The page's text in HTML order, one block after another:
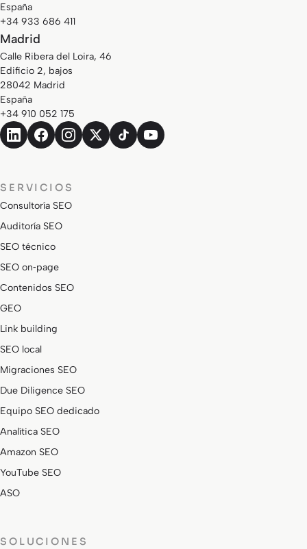
España
+34 933 686 411
Madrid
Calle Ribera del Loira, 46
Edificio 2, bajos
28042 Madrid
España
+34 910 052 175
SERVICIOS
Consultoría SEO
Auditoría SEO
SEO técnico
SEO on‑page
Contenidos SEO
GEO
Link building
SEO local
Migraciones SEO
Due Diligence SEO
Equipo SEO dedicado
Analítica SEO
Amazon SEO
YouTube SEO
ASO
SOLUCIONES